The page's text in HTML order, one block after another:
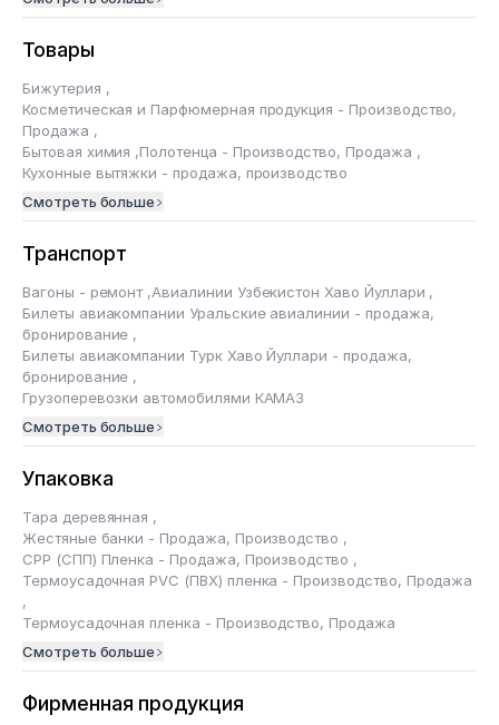
Товары
Бижутерия ,
Косметическая и Парфюмерная продукция - Производство,
Продажа ,
Бытовая химия ,Полотенца - Производство, Продажа ,
Кухонные вытяжки - продажа, производство
Смотреть больше
Транспорт
Вагоны - ремонт ,Авиалинии Узбекистон Хаво Йуллари ,
Билеты авиакомпании Уральские авиалинии - продажа,
бронирование ,
Билеты авиакомпании Турк Хаво Йуллари - продажа,
бронирование ,
Грузоперевозки автомобилями КАМАЗ
Смотреть больше
Упаковка
Тара деревянная ,
Жестяные банки - Продажа, Производство ,
CРР (СПП) Пленка - Продажа, Производство ,
Термоусадочная PVC (ПВХ) пленка - Производство, Продажа
,
Термоусадочная пленка - Производство, Продажа
Смотреть больше
Фирменная продукция